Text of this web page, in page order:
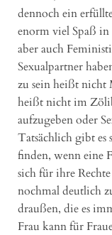
dennoch ein
enorm viel Spaß in
aber auch
Sexualpartner
zu sein heißt nicht
heißt nicht im
aufzugeben oder
Tatsächlich gibt es
finden, wenn eine
sich für ihre
nochmal deutlich
draußen, die es
Frau kann für